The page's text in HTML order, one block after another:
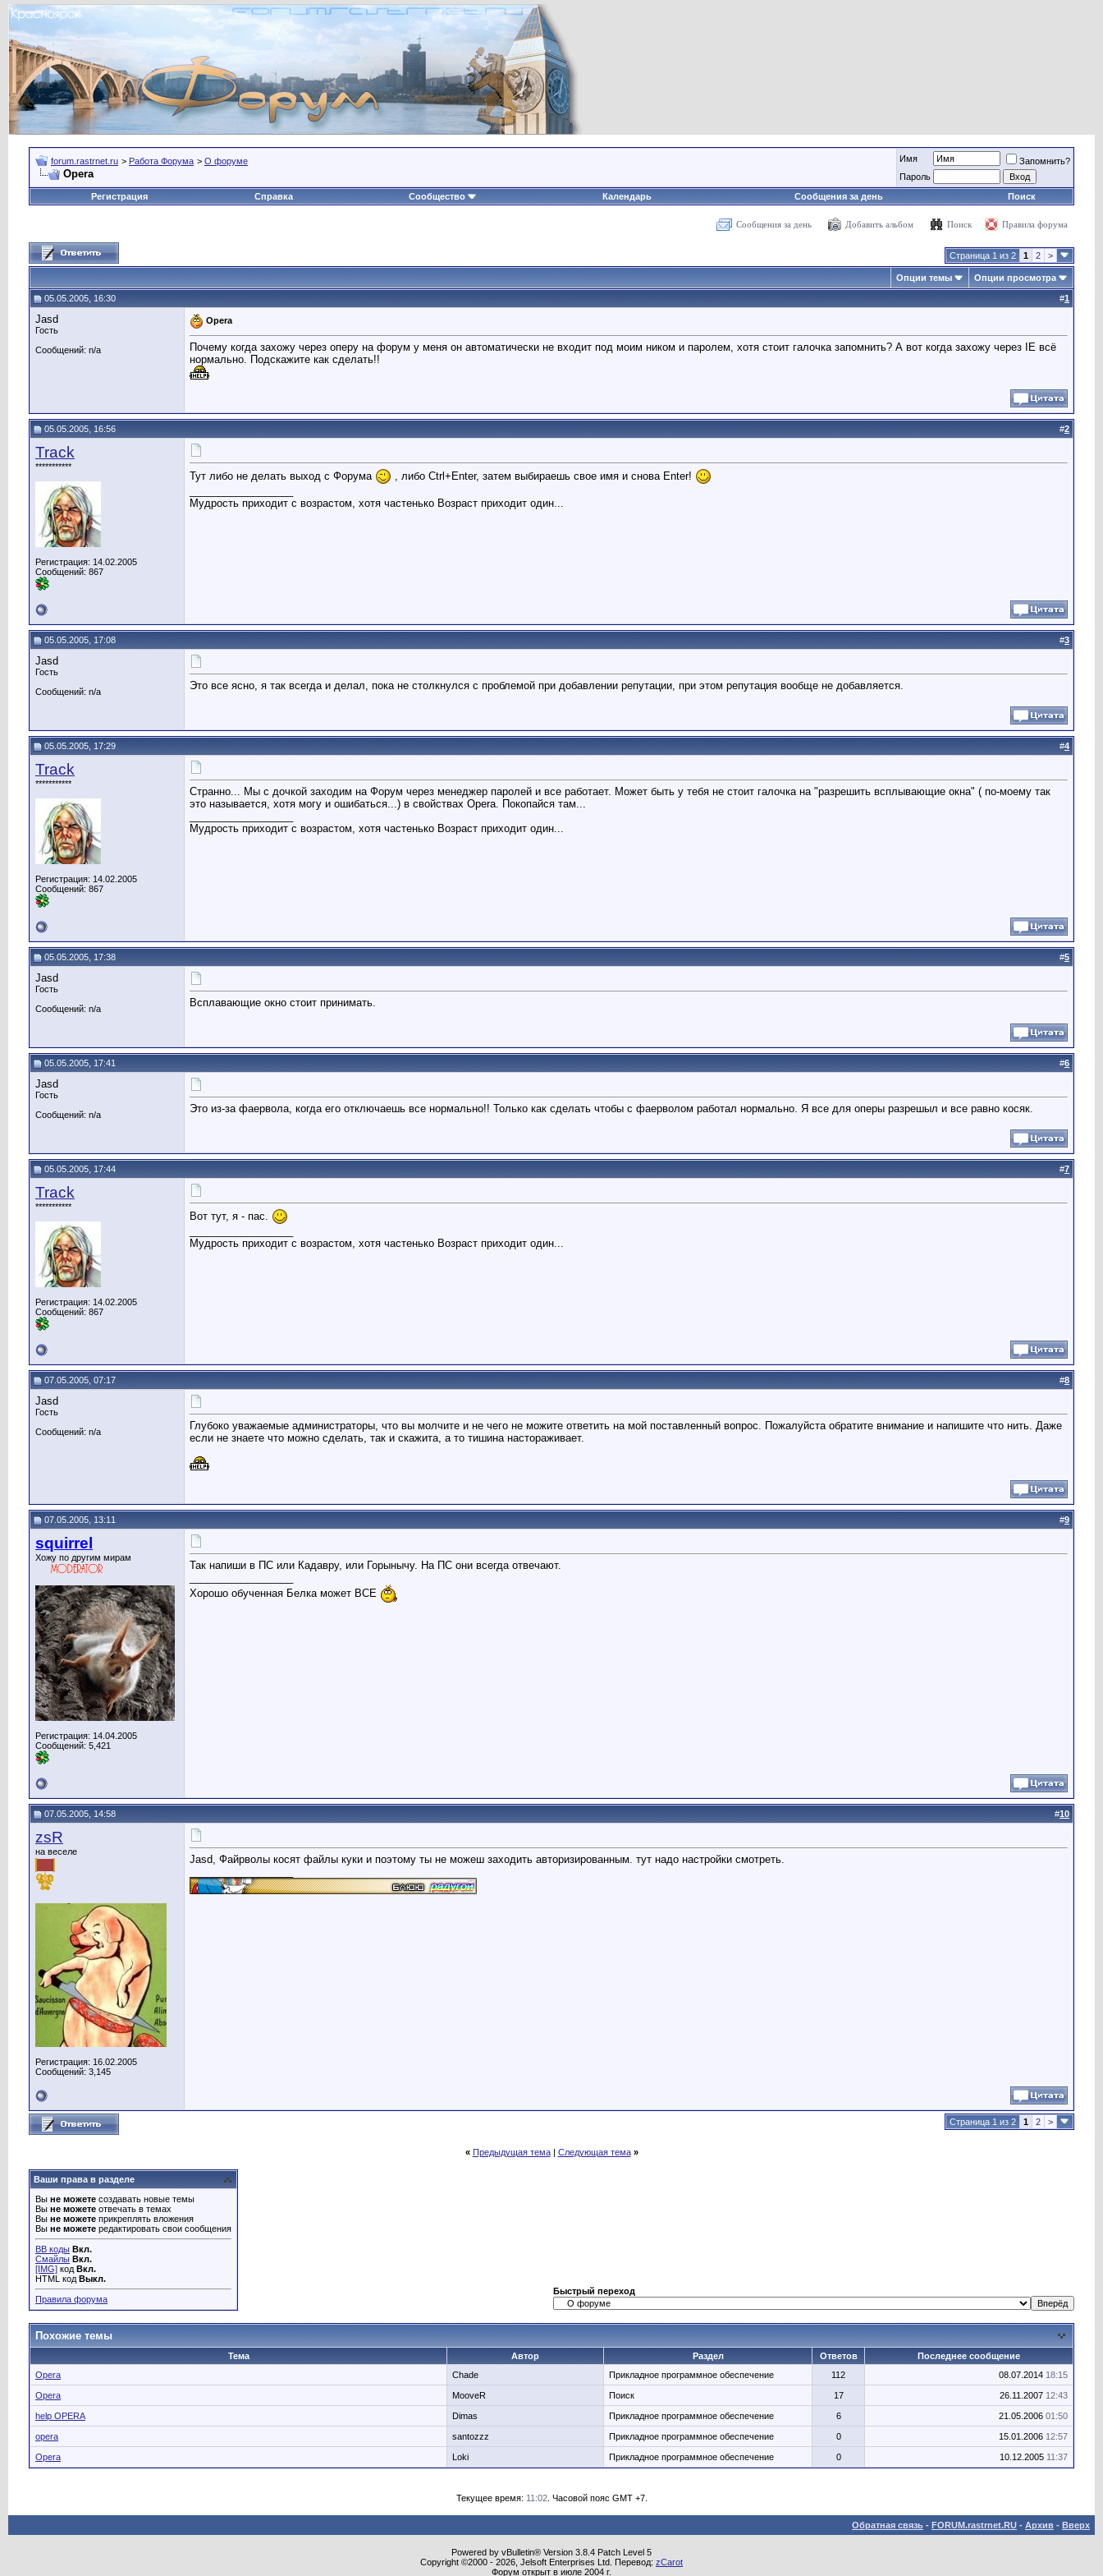
forum.rastrnet.ru > Работа Форума > О форуме
Opera
Имя
Запомнить?
Пароль
Регистрация
Справка Сообщество Календарь Сообщения за день Поиск
Сообщения за день Добавить альбом Поиск Правила форума
Страница 1 из 2 1 2 >
Опции темы Опции просмотра
05.05.2005, 16:30 #1
Jasd
Гость
Сообщений: n/a
Opera
Почему когда захожу через оперу на форум у меня он автоматически не входит под моим ником и паролем, хотя стоит галочка запомнить? А вот когда захожу через IE всё
нормально. Подскажите как сделать!!
05.05.2005, 16:56 #2
Track
***********
Регистрация: 14.02.2005
Сообщений: 867
Тут либо не делать выход с Форума
, либо Ctrl+Enter, затем выбираешь свое имя и снова Enter!
Мудрость приходит с возрастом, хотя частенько Возраст приходит один...
05.05.2005, 17:08 #3
Jasd
Гость
Сообщений: n/a
Это все ясно, я так всегда и делал, пока не столкнулся с проблемой при добавлении репутации, при этом репутация вообще не добавляется.
05.05.2005, 17:29 #4
Track
***********
Регистрация: 14.02.2005
Сообщений: 867
Странно... Мы с дочкой заходим на Форум через менеджер паролей и все работает. Может быть у тебя не стоит галочка на "разрешить всплывающие окна" ( по-моему так
это называется, хотя могу и ошибаться...) в свойствах Opera. Покопайся там...
Мудрость приходит с возрастом, хотя частенько Возраст приходит один...
05.05.2005, 17:38 #5
Jasd
Гость
Сообщений: n/a
Всплавающие окно стоит принимать.
05.05.2005, 17:41 #6
Jasd
Гость
Сообщений: n/a
Это из-за фаервола, когда его отключаешь все нормально!! Только как сделать чтобы с фаерволом работал нормально. Я все для оперы разрешыл и все равно косяк.
05.05.2005, 17:44 #7
Track
***********
Регистрация: 14.02.2005
Сообщений: 867
Вот тут, я - пас.
Мудрость приходит с возрастом, хотя частенько Возраст приходит один...
07.05.2005, 07:17 #8
Jasd
Гость
Сообщений: n/a
Глубоко уважаемые администраторы, что вы молчите и не чего не можите ответить на мой поставленный вопрос. Пожалуйста обратите внимание и напишите что нить. Даже
если не знаете что можно сделать, так и скажита, а то тишина настораживает.
07.05.2005, 13:11 #9
squirrel
Хожу по другим мирам
Регистрация: 14.04.2005
Сообщений: 5,421
Так напиши в ПС или Кадавру, или Горынычу. На ПС они всегда отвечают.
Хорошо обученная Белка может ВСЕ
07.05.2005, 14:58 #10
zsR
на веселе
Регистрация: 16.02.2005
Сообщений: 3,145
Jasd, Файрволы косят файлы куки и поэтому ты не можеш заходить авторизированным. тут надо настройки смотреть.
Страница 1 из 2 1 2 >
« Предыдущая тема| Следующая тема »
Ваши права в разделе
Вы не можете создавать новые темы
Вы не можете отвечать в темах
Вы не можете прикреплять вложения
Вы не можете редактировать свои сообщения
BB коды Вкл.
Смайлы Вкл.
[IMG] код Вкл.
HTML код Выкл.
Правила форума
Быстрый переход
Похожие темы
Тема Автор Раздел Ответов
Последнее сообщение
Opera
Chade Прикладное программное обеспечение 112 08.07.2014 18:15
Opera MooveR Поиск 17 26.11.2007 12:43
help OPERA Dimas Прикладное программное обеспечение 6 21.05.2006 01:50
opera santozzz Прикладное программное обеспечение 0 15.01.2006 12:57
Opera Loki Прикладное программное обеспечение 0 10.12.2005 11:37
Текущее время: 11:02. Часовой пояс GMT +7.
Обратная связь - FORUM.rastrnet.RU - Архив - Вверх
Powered by vBulletin® Version 3.8.4 Patch Level 5
Copyright ©2000 - 2026, Jelsoft Enterprises Ltd. Перевод: zCarot
Форум открыт в июле 2004 г.